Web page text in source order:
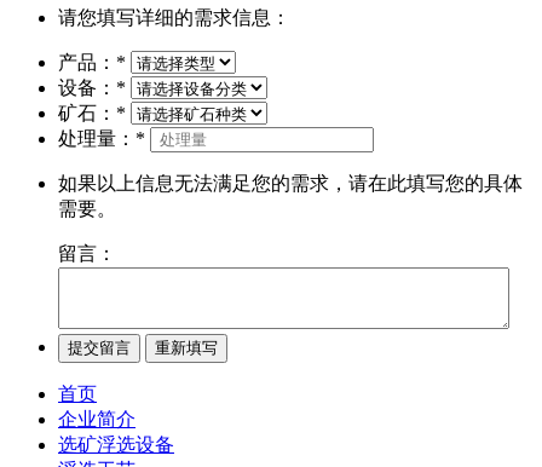
请您填写详细的需求信息：
产品： *
设备： *
矿石： *
处理量： *
如果以上信息无法满足您的需求，请在此填写您的具体
需要。
留言：
首页
企业简介
选矿浮选设备